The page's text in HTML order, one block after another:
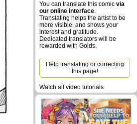
You can translate this comic via
our online interface.
Translating helps the artist to be
more visible, and shows your
interest and gratitude.
Dedicated translators will be
rewarded with Golds.
Help translating or correcting
this page!
Watch all video tutorials